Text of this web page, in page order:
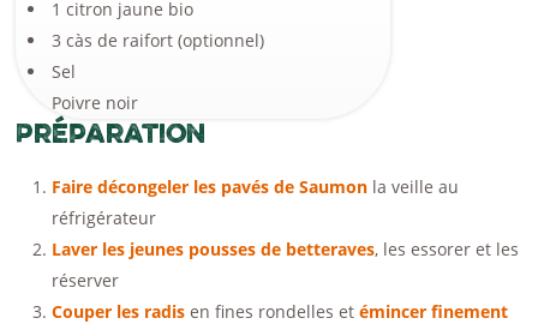
1 citron jaune bio
3 càs de raifort (optionnel)
Sel
Poivre noir
Préparation
Faire décongeler les pavés de Saumon la veille au
réfrigérateur
Laver les jeunes pousses de betteraves, les essorer et les
réserver
Couper les radis en fines rondelles et émincer finement